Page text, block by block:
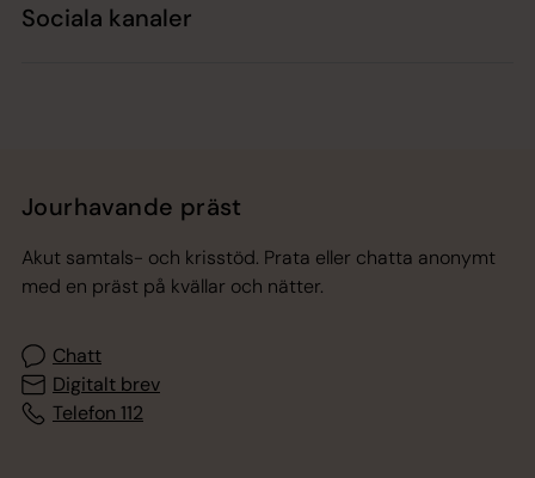
Sociala kanaler
Jourhavande präst
Akut samtals- och krisstöd. Prata eller chatta anonymt
med en präst på kvällar och nätter.
Chatt
Digitalt brev
Telefon 112